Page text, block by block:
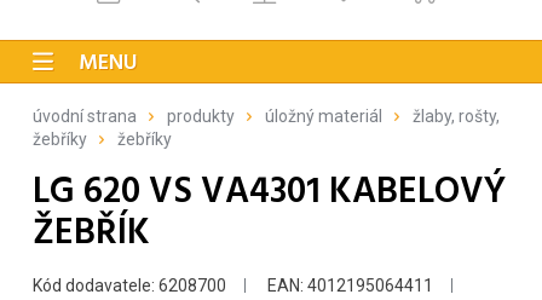
MENU
úvodní strana produkty úložný materiál
žlaby, rošty,
žebříky
žebříky
LG 620 VS VA4301 KABELOVÝ
ŽEBŘÍK
Kód dodavatele: 6208700
EAN: 4012195064411